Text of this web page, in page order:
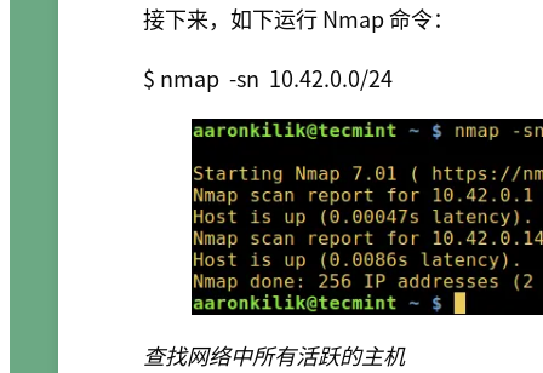
接下来，如下运行 Nmap 命令：
查找网络中所有活跃的主机